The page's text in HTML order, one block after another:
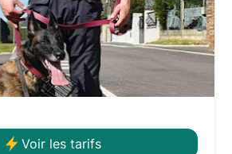
Voir les tarifs